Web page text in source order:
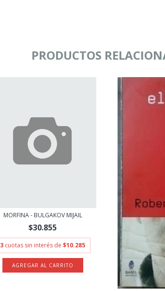
PRODUCTOS
MORFINA - BULGAKOV MIJAIL
$30.855
3 cuotas sin interés de $10.285